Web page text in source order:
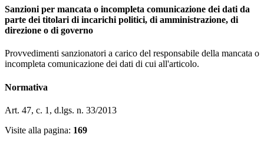
Sanzioni per mancata o incompleta comunicazione dei dati da
parte dei titolari di incarichi politici, di amministrazione, di
direzione o di governo
Provvedimenti sanzionatori a carico del responsabile della mancata o
incompleta comunicazione dei dati di cui all'articolo.
Normativa
Art. 47, c. 1, d.lgs. n. 33/2013
Visite alla pagina: 169